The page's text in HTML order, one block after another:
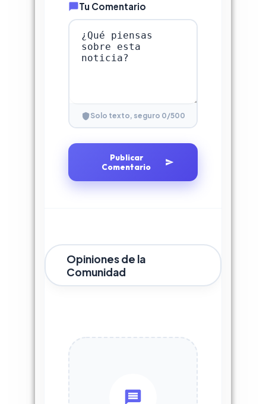
Tu Comentario
Solo texto, seguro 0/500
Publicar
Comentario
Opiniones de la
Comunidad